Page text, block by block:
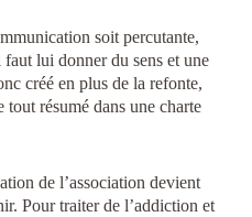
soit percutante,
lui donner du sens et une
créé en plus de la refonte,
résumé dans une charte
de l’association devient
Pour traiter de l’addiction et